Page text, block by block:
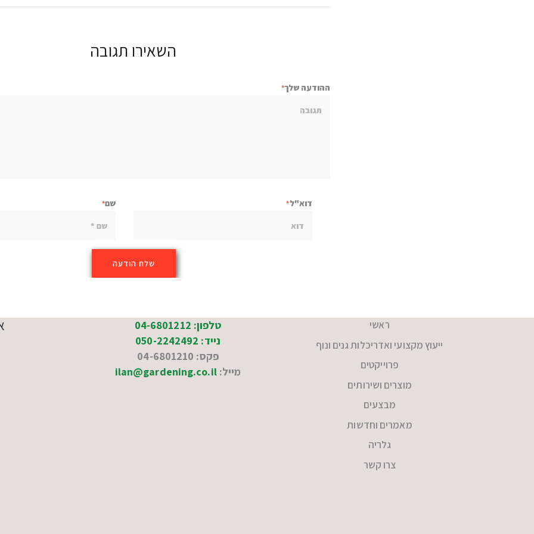
השאירו תגובה
ההודעה שלך
שם דוא"ל
ראשי
ייעוץ מקצועי ואדריכלות גנים ונוף
פרוייקטים
מוצרים ושירותים
מבצעים
מאמרים וחדשות
גלריה
צרו קשר
טלפון: 04-6801212
נייד: 050-2242492
פקס: 04-6801210
מייל:ilan@gardening.co.il